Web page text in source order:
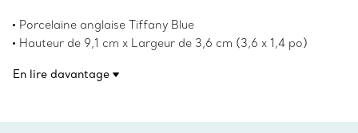
votre sapin, année après année. Cette décoration en
forme de bonhomme de neige en porcelaine anglaise
Porcelaine anglaise Tiffany Blue
Hauteur de 9,1 cm x Largeur de 3,6 cm (3,6 x 1,4 po)
En lire davantage